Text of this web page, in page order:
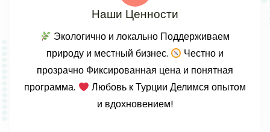
Наши Ценности
Экологично и локально Поддерживаем
природу и местный бизнес.
Честно и
прозрачно Фиксированная цена и понятная
программа.
Любовь к Турции Делимся опытом
и вдохновением!